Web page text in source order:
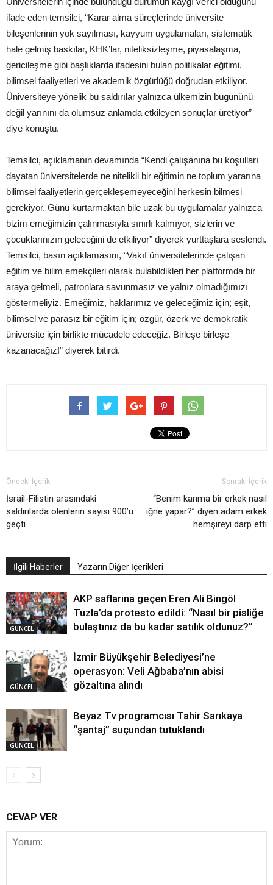
ifade eden temsilci, “Karar alma süreçlerinde üniversite
bileşenlerinin yok sayılması, kayyum uygulamaları, sistematik
hale gelmiş baskılar, KHK’lar, niteliksizleşme, piyasalaşma,
gericileşme gibi başlıklarda ifadesini bulan politikalar eğitimi,
bilimsel faaliyetleri ve akademik özgürlüğü doğrudan etkiliyor.
Üniversiteye yönelik bu saldırılar yalnızca ülkemizin bugününü
değil yarınını da olumsuz anlamda etkileyen sonuçlar üretiyor”
diye konuştu.
Temsilci, açıklamanın devamında “Kendi çalışanına bu koşulları
dayatan üniversitelerde ne nitelikli bir eğitimin ne toplum yararına
bilimsel faaliyetlerin gerçekleşemeyeceğini herkesin bilmesi
gerekiyor. Günü kurtarmaktan bile uzak bu uygulamalar yalnızca
bizim emeğimizin çalınmasıyla sınırlı kalmıyor, sizlerin ve
çocuklarınızın geleceğini de etkiliyor” diyerek yurttaşlara seslendi.
Temsilci, basın açıklamasını, “Vakıf üniversitelerinde çalışan
eğitim ve bilim emekçileri olarak bulabildikleri her platformda bir
araya gelmeli, patronlara savunmasız ve yalnız olmadığımızı
göstermeliyiz. Emeğimiz, haklarımız ve geleceğimiz için; eşit,
bilimsel ve parasız bir eğitim için; özgür, özerk ve demokratik
üniversite için birlikte mücadele edeceğiz. Birleşe birleşe
kazanacağız!” diyerek bitirdi.
Önceki İçerik
İsrail-Filistin arasındaki
saldırılarda ölenlerin sayısı 900’ü
geçti
Sonraki İçerik
“Benim karıma bir erkek nasıl
iğne yapar?” diyen adam erkek
hemşireyi darp etti
İlgili Haberler Yazarın Diğer İçerikleri
GÜNCEL
AKP saflarına geçen Eren Ali Bingöl
Tuzla’da protesto edildi: “Nasıl bir pisliğe
bulaştınız da bu kadar satılık oldunuz?”
GÜNCEL
İzmir Büyükşehir Belediyesi’ne
operasyon: Veli Ağbaba’nın abisi
gözaltına alındı
GÜNCEL
Beyaz Tv programcısı Tahir Sarıkaya
“şantaj” suçundan tutuklandı
CEVAP VER